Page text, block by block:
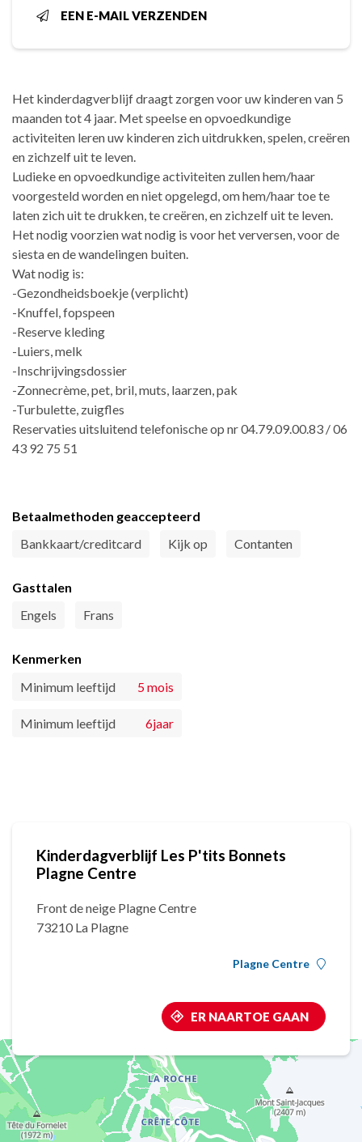
EEN E-MAIL VERZENDEN
Het kinderdagverblijf draagt zorgen voor uw kinderen van 5
maanden tot 4 jaar. Met speelse en opvoedkundige
activiteiten leren uw kinderen zich uitdrukken, spelen, creëren
en zichzelf uit te leven.
Ludieke en opvoedkundige activiteiten zullen hem/haar
voorgesteld worden en niet opgelegd, om hem/haar toe te
laten zich uit te drukken, te creëren, en zichzelf uit te leven.
Het nodig voorzien wat nodig is voor het verversen, voor de
siesta en de wandelingen buiten.
Wat nodig is:
-Gezondheidsboekje (verplicht)
-Knuffel, fopspeen
-Reserve kleding
-Luiers, melk
-Inschrijvingsdossier
-Zonnecrème, pet, bril, muts, laarzen, pak
-Turbulette, zuigfles
Reservaties uitsluitend telefonische op nr 04.79.09.00.83 / 06
43 92 75 51
Betaalmethoden geaccepteerd
Bankkaart/creditcard
Kijk op Contanten
Gasttalen
Engels
Frans
Kenmerken
Minimum leeftijd
5 mois
Minimum leeftijd 6jaar
Kinderdagverblijf Les P'tits Bonnets
Plagne Centre
Front de neige Plagne Centre
73210 La Plagne
Plagne Centre
ER NAARTOE GAAN